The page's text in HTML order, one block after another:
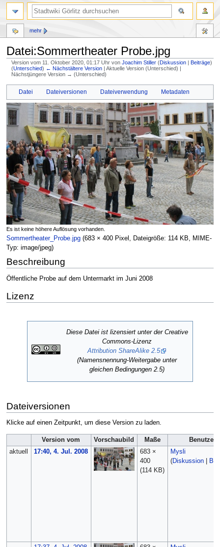
Datei:Sommertheater Probe.jpg
Version vom 11. Oktober 2020, 01:17 Uhr vonJoachim Stiller (Diskussion Beiträge)
(Unterschied) ← Nächstältere Version | Aktuelle Version (Unterschied) |
Nächstjüngere Version → (Unterschied)
Navigation
springen
Suche
springen
Datei Dateiversionen Dateiverwendung Metadaten
Es ist keine höhere Auflösung vorhanden.
Sommertheater_Probe.jpg‎ (683 × 400 Pixel, Dateigröße: 114 KB, MIME-
Typ: image/jpeg)
Beschreibung
Öffentliche Probe auf dem Untermarkt im Juni 2008
Lizenz
Diese Datei ist lizensiert unter der Creative
Commons-Lizenz
Attribution ShareAlike 2.5
(Namensnennung-Weitergabe unter
gleichen Bedingungen 2.5)
Dateiversionen
Klicke auf einen Zeitpunkt, um diese Version zu laden.
Version vom Vorschaubild Maße
Benutzer
aktuell
17:40, 4. Jul. 2008
683 ×
400
(114 KB)
Mysli
(Diskussion|
mehr